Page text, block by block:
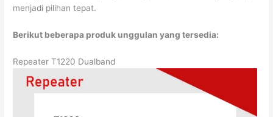
menjadi pilihan tepat.
Berikut beberapa produk unggulan yang tersedia:
Repeater T1220 Dualband